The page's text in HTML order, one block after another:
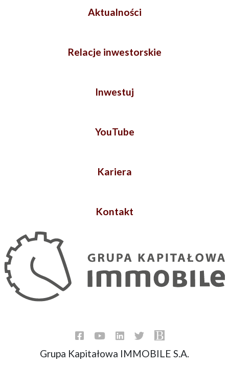
Aktualności
Relacje inwestorskie
Inwestuj
YouTube
Kariera
Kontakt
Grupa Kapitałowa IMMOBILE S.A.